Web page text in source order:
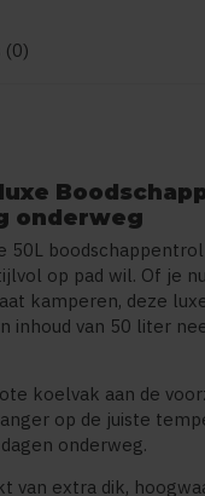
(0)
onderweg
50L
op pad wil. Of je
kamperen, deze
inhoud van 50 liter
koelvak aan de
op de juiste
onderweg.
van extra dik,